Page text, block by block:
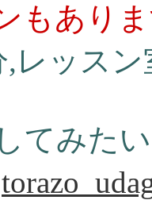
もあり
,レッス
てみた